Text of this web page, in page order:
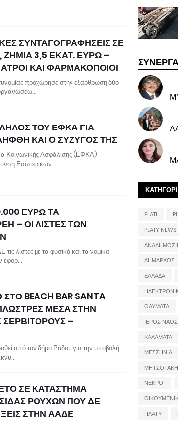
ΣΥΝΤΑΓΟΓΡΑΦΗΣΕΙΣ ΣΕ
3,5 ΕΚΑΤ. ΕΥΡΩ –
ΚΑΙ ΦΑΡΜΑΚΟΠΟΙΟΙ
προχώρησε στην εξάρθρωση δύο
ΤΟΥ ΕΦΚΑ ΓΙΑ
ΚΑΙ Ο ΣΥΖΥΓΟΣ ΤΗΣ
Κοινωνικής Ασφάλισης (ΕΦΚΑ)
Εσωτερικών…
ΕΥΡΩ ΤΑ
– ΟΙ ΛΙΣΤΕΣ ΤΩΝ
λίστες με τα φυσικά και τα νομικά
εφορ…
BEACH BAR SANTA
ΜΕΣΑ ΣΤΗΝ
–
από τον δήμο Ρόδου για την υποβολή
ΣΕ ΚΑΤΑΣΤΗΜΑ
ΡΟΥΧΩΝ ΠΟΥ ΔΕ
ΣΤΗΝ ΑΑΔΕ
PLATI
PLATY NEWS
ΔΗΜΑΡΧΟΣ
ΕΛΛΑΔΑ
ΘΑΥΜΑΤΑ
ΙΕΡΟΣ
ΚΑΛΑΜΑΤΑ
ΜΕΣΣΗΝΙΑ
ΝΕΚΡΟΙ
ΠΛΑΤΥ